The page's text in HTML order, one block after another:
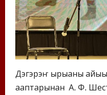
Дэгэрэҥ ырыаны
ааптарынан А. Ф.